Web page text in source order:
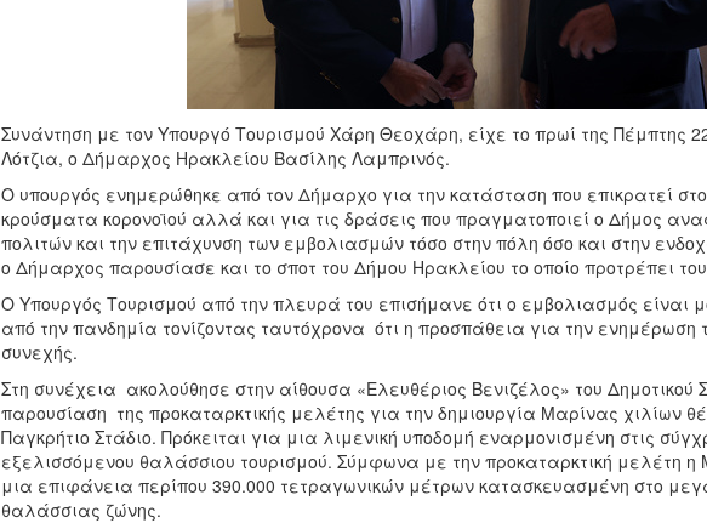
Συνάντηση με τον Υπουργό Τουρισμού Χάρη Θεοχάρη, είχε το πρωί της Πέμπτης
Λότζια, ο Δήμαρχος Ηρακλείου Βασίλης Λαμπρινός.
Ο υπουργός ενημερώθηκε από τον Δήμαρχο για την κατάσταση που επικρατεί
κρούσματα κορονοϊού αλλά και για τις δράσεις που πραγματοποιεί ο Δήμος
πολιτών και την επιτάχυνση των εμβολιασμών τόσο στην πόλη όσο και στην
ο Δήμαρχος παρουσίασε και το σποτ του Δήμου Ηρακλείου το οποίο προτρέπει
Ο Υπουργός Τουρισμού από την πλευρά του επισήμανε ότι ο εμβολιασμός είναι
από την πανδημία τονίζοντας ταυτόχρονα ότι η προσπάθεια για την ενημέρωση
συνεχής.
Στη συνέχεια ακολούθησε στην αίθουσα «Ελευθέριος Βενιζέλος» του Δημοτικού
παρουσίαση της προκαταρκτικής μελέτης για την δημιουργία Μαρίνας χιλίων
Παγκρήτιο Στάδιο. Πρόκειται για μια λιμενική υποδομή εναρμονισμένη στις
εξελισσόμενου θαλάσσιου τουρισμού. Σύμφωνα με την προκαταρκτική μελέτη
μια επιφάνεια περίπου 390.000 τετραγωνικών μέτρων κατασκευασμένη στο
θαλάσσιας ζώνης.